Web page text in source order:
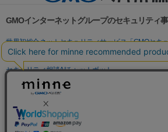
GMOインターネットグループのセキュリティ
世界初総合ネットセキュリティサービス「GMOセキュ
パスワード漏洩診断
Webサイトリスク診断
セキュリティ相談AIチャットボット
実在証明・盗聴対策
サイバー攻撃対策（GMO Flatt Security）
セキュリティ事業の軌跡